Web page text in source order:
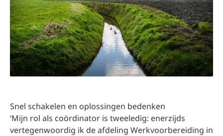
Snel schakelen en oplossingen bedenken
‘Mijn rol als coördinator is tweeledig: enerzijds
vertegenwoordig ik de afdeling Werkvoorbereiding in